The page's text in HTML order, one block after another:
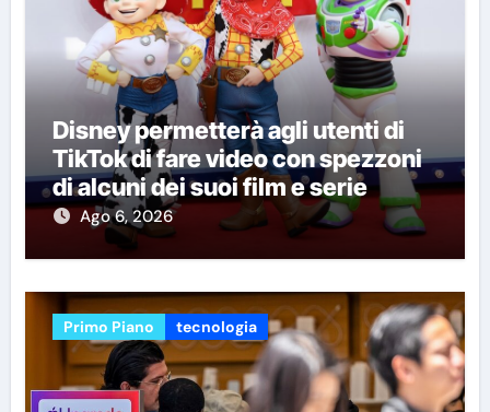
Disney permetterà agli utenti di
TikTok di fare video con spezzoni
di alcuni dei suoi film e serie
Ago 6, 2026
Primo Piano tecnologia